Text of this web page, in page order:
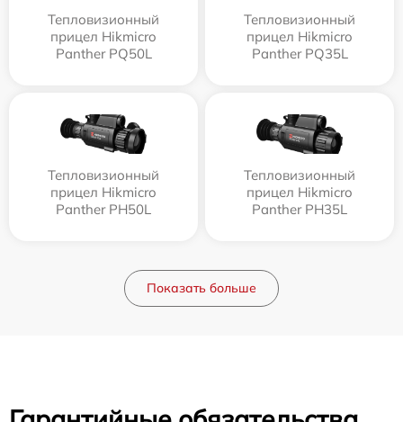
Тепловизионный
прицел Hikmicro
Panther PQ50L
Тепловизионный
прицел Hikmicro
Panther PQ35L
Тепловизионный
прицел Hikmicro
Panther PH50L
Тепловизионный
прицел Hikmicro
Panther PH35L
Показать больше